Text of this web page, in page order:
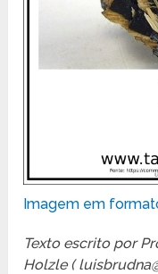
Imagem em
Texto escrito por
Holzle (